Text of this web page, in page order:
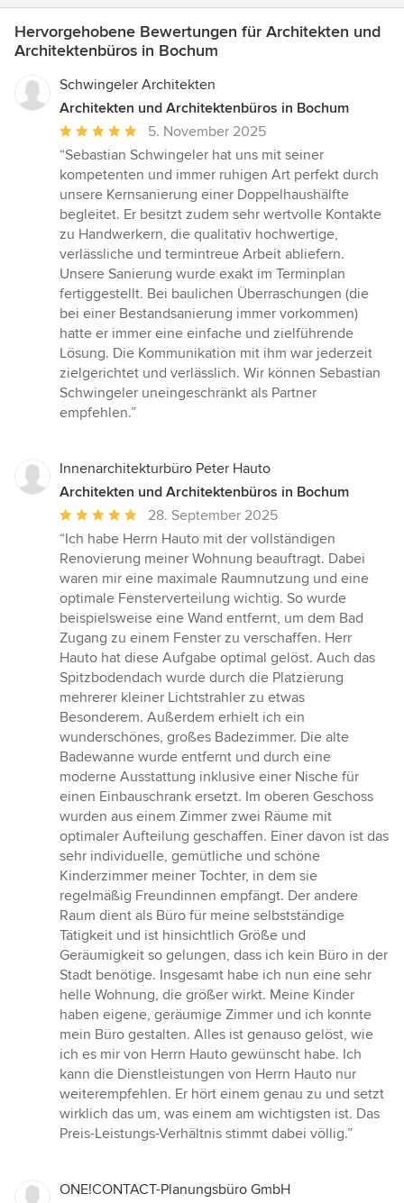
Hervorgehobene Bewertungen für Architekten und
Architektenbüros in Bochum
Schwingeler Architekten
Architekten und Architektenbüros in Bochum
Durchschnittliche
Bewertung:
5
von
5
Sternen
5. November 2025
“Sebastian Schwingeler hat uns mit seiner
kompetenten und immer ruhigen Art perfekt durch
unsere Kernsanierung einer Doppelhaushälfte
begleitet. Er besitzt zudem sehr wertvolle Kontakte
zu Handwerkern, die qualitativ hochwertige,
verlässliche und termintreue Arbeit abliefern.
Unsere Sanierung wurde exakt im Terminplan
fertiggestellt. Bei baulichen Überraschungen (die
bei einer Bestandsanierung immer vorkommen)
hatte er immer eine einfache und zielführende
Lösung. Die Kommunikation mit ihm war jederzeit
zielgerichtet und verlässlich. Wir können Sebastian
Schwingeler uneingeschränkt als Partner
empfehlen.”
Innenarchitekturbüro Peter Hauto
Architekten und Architektenbüros in Bochum
Durchschnittliche
Bewertung:
5
von
5
Sternen
28. September 2025
“Ich habe Herrn Hauto mit der vollständigen
Renovierung meiner Wohnung beauftragt. Dabei
waren mir eine maximale Raumnutzung und eine
optimale Fensterverteilung wichtig. So wurde
beispielsweise eine Wand entfernt, um dem Bad
Zugang zu einem Fenster zu verschaffen. Herr
Hauto hat diese Aufgabe optimal gelöst. Auch das
Spitzbodendach wurde durch die Platzierung
mehrerer kleiner Lichtstrahler zu etwas
Besonderem. Außerdem erhielt ich ein
wunderschönes, großes Badezimmer. Die alte
Badewanne wurde entfernt und durch eine
moderne Ausstattung inklusive einer Nische für
einen Einbauschrank ersetzt. Im oberen Geschoss
wurden aus einem Zimmer zwei Räume mit
optimaler Aufteilung geschaffen. Einer davon ist das
sehr individuelle, gemütliche und schöne
Kinderzimmer meiner Tochter, in dem sie
regelmäßig Freundinnen empfängt. Der andere
Raum dient als Büro für meine selbstständige
Tätigkeit und ist hinsichtlich Größe und
Geräumigkeit so gelungen, dass ich kein Büro in der
Stadt benötige. Insgesamt habe ich nun eine sehr
helle Wohnung, die größer wirkt. Meine Kinder
haben eigene, geräumige Zimmer und ich konnte
mein Büro gestalten. Alles ist genauso gelöst, wie
ich es mir von Herrn Hauto gewünscht habe. Ich
kann die Dienstleistungen von Herrn Hauto nur
weiterempfehlen. Er hört einem genau zu und setzt
wirklich das um, was einem am wichtigsten ist. Das
Preis-Leistungs-Verhältnis stimmt dabei völlig.”
ONE!CONTACT-Planungsbüro GmbH